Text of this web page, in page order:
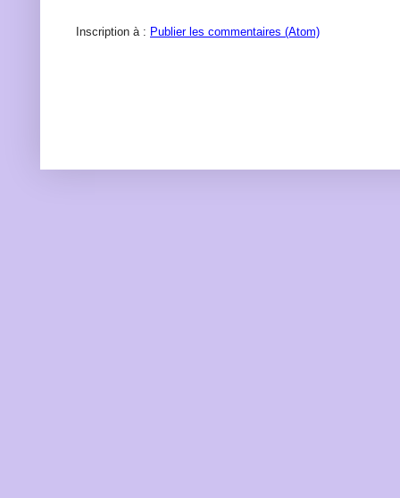
Inscription à : Publier les commentaires (Atom)